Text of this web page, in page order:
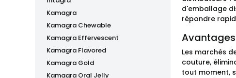
Kamagra
Kamagra Chewable
Kamagra Effervescent
Kamagra Flavored
Kamagra Gold
Kamagra Oral Jelly
d'emballage
répondre
Les marchés
couture,
tout moment,